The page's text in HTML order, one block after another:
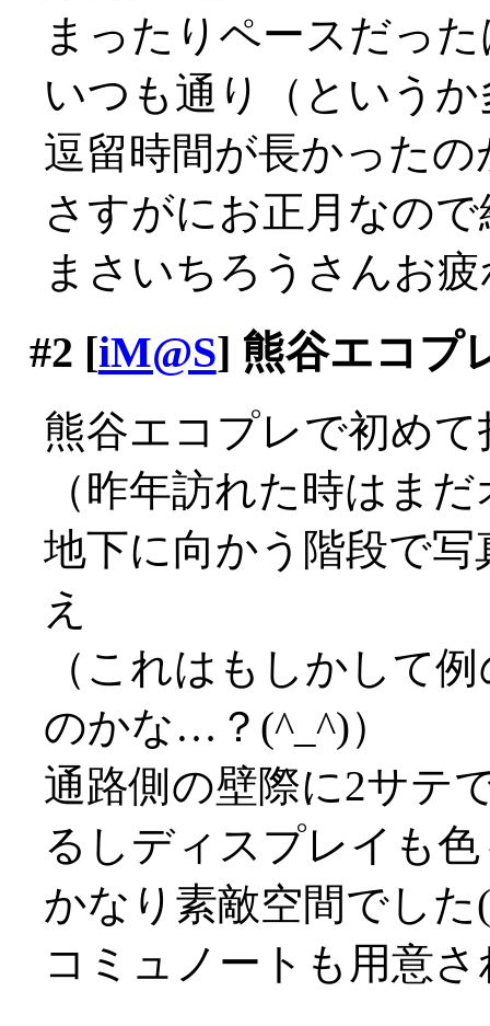
まったりペースだっ
いつも通り（という
逗留時間が長かった
さすがにお正月なの
まさいちろうさんお
#2 [iM@S] 熊谷エコプ
熊谷エコプレで初め
（昨年訪れた時はま
地下に向かう階段で
え
（これはもしかして
のかな…？(^_^)）
通路側の壁際に2サテ
るしディスプレイも
かなり素敵空間でした
コミュノートも用意